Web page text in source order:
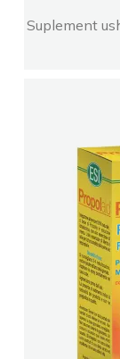
Suplement